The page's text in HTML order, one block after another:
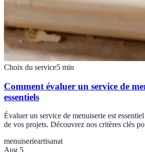
Choix du service5 min
Comment évaluer un service de
essentiels
Évaluer un service de menuiserie est
de vos projets. Découvrez nos critères clés
menuiserieartisanat
Aug 5